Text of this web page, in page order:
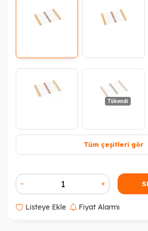
Tükendi
Tükendi
Tüm çeşitleri gör
Listeye Ekle Fiyat Alarmı